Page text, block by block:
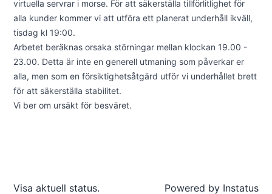
virtuella servrar i morse. För att säkerställa tillförlitlighet för
alla kunder kommer vi att utföra ett planerat underhåll ikväll,
tisdag kl 19:00.
Arbetet beräknas orsaka störningar mellan klockan 19.00 -
23.00. Detta är inte en generell utmaning som påverkar er
alla, men som en försiktighetsåtgärd utför vi underhållet brett
för att säkerställa stabilitet.
Vi ber om ursäkt för besväret.
Visa aktuell status. Powered by Instatus